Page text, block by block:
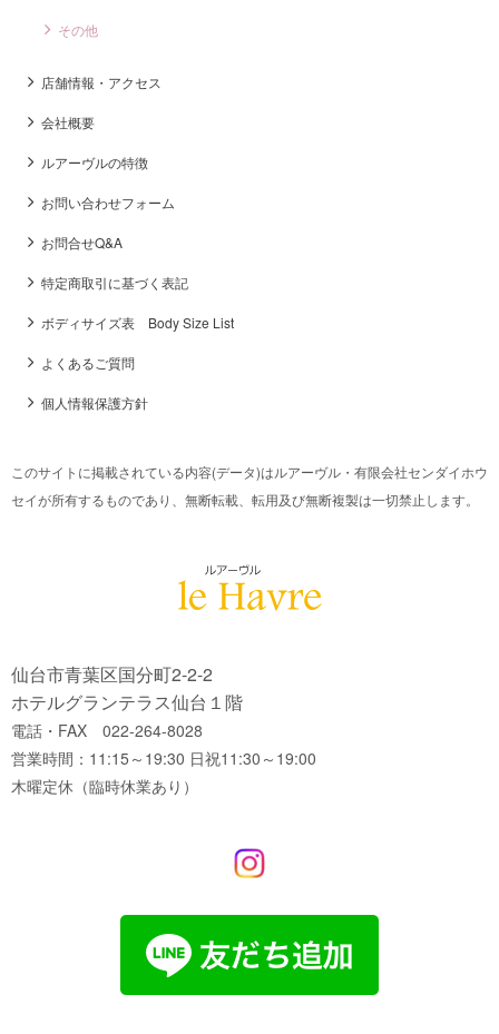
その他
店舗情報・アクセス
会社概要
ルアーヴルの特徴
お問い合わせフォーム
お問合せQ&A
特定商取引に基づく表記
ボディサイズ表 Body Size List
よくあるご質問
個人情報保護方針
このサイトに掲載されている内容(データ)はルアーヴル・有限会社センダイホウ
セイが所有するものであり、無断転載、転用及び無断複製は一切禁止します。
仙台市青葉区国分町2-2-2
ホテルグランテラス仙台１階
電話・FAX 022-264-8028
営業時間：11:15～19:30 日祝11:30～19:00
木曜定休（臨時休業あり）